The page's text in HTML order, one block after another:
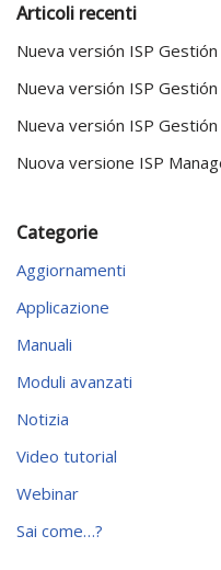
Articoli recenti
Nueva versión ISP Gestión
Nueva versión ISP Gestión
Nueva versión ISP Gestión
Nuova versione ISP
Categorie
Aggiornamenti
Applicazione
Manuali
Moduli avanzati
Notizia
Video tutorial
Webinar
Sai come…?